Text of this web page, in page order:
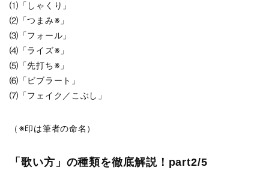
⑴「しゃくり」
⑵「つまみ※」
⑶「フォール」
⑷「ライズ※」
⑸「先打ち※」
⑹「ビブラート」
⑺「フェイク／こぶし」
（※印は筆者の命名）
「歌い方」の種類を徹底解説！part2/5